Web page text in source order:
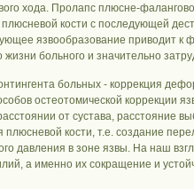
хода. Пролапс плюсне-
кости с последующей
язвообразование приводит к
больного и значительно
больных - коррекция
остеотомической коррекции
от сустава, расстояние
кости, т.е. создание
давления в зоне язвы. На наш
а именно их сокращение и